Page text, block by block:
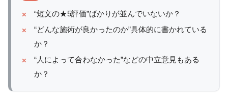
“短文の★5評価”ばかりが並んでいないか？
“どんな施術が良かったのか”具体的に書かれている
か？
“人によって合わなかった”などの中立意見もある
か？